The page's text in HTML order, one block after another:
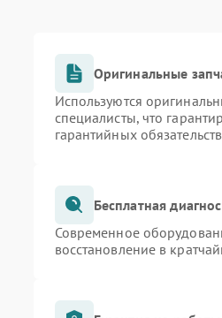
Оригинальные
Используются
специалисты, что
гарантийных обязательств
Бесплатная
Современное
восстановление в